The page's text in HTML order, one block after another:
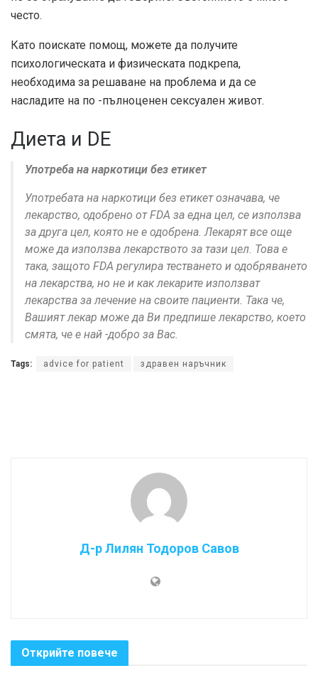
често.
Като поискате помощ, можете да получите
психологическата и физическата подкрепа,
необходима за решаване на проблема и да се
насладите на по -пълноценен сексуален живот.
Диета и DE
Употреба на наркотици без етикет
Употребата на наркотици без етикет означава, че
лекарство, одобрено от FDA за една цел, се използва
за друга цел, която не е одобрена. Лекарят все още
може да използва лекарството за тази цел. Това е
така, защото FDA регулира тестването и одобряването
на лекарства, но не и как лекарите използват
лекарства за лечение на своите пациенти. Така че,
Вашият лекар може да Ви предпише лекарство, което
смята, че е най -добро за Вас.
Tags: advice for patient здравен наръчник
Д-р Лилян Тодоров Савов
Открийте повече